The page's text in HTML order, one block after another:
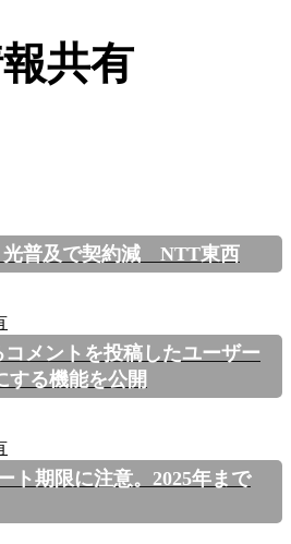
共有
普及で契約減 NTT東西
コメントを投稿したユーザー
する機能を公開
ト期限に注意。2025年まで